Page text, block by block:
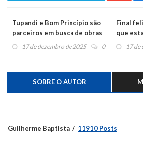
Tupandi e Bom Princípio são
parceiros em busca de obras
na ERS-415
17 de dezembro de 2025 0
Final
que
17 de
SOBRE O AUTOR
Guilherme Baptista 11910 Posts